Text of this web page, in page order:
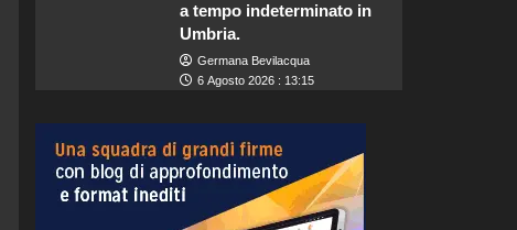
a tempo indeterminato in
Umbria.
Germana Bevilacqua
6 Agosto 2026 : 13:15